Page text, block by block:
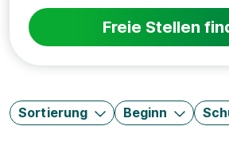
Freie Stellen
Sortierung Beginn